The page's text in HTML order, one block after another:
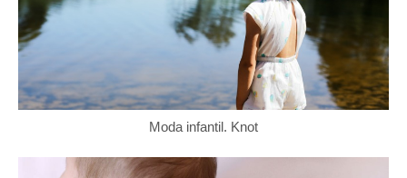
Moda infantil. Knot